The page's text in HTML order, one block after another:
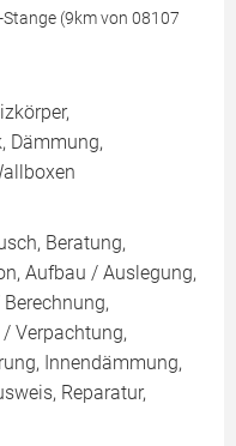
(9km von 08107
Dämmung,
Beratung,
Aufbau / Auslegung,
Verpachtung,
Innendämmung,
Reparatur,